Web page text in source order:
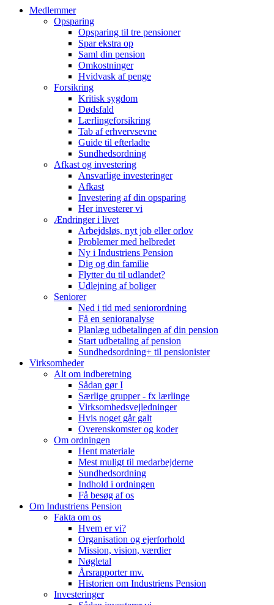
Medlemmer
Opsparing
Opsparing til tre pensioner
Spar ekstra op
Saml din pension
Omkostninger
Hvidvask af penge
Forsikring
Kritisk sygdom
Dødsfald
Lærlingeforsikring
Tab af erhvervsevne
Guide til efterladte
Sundhedsordning
Afkast og investering
Ansvarlige investeringer
Afkast
Investering af din opsparing
Her investerer vi
Ændringer i livet
Arbejdsløs, nyt job eller orlov
Problemer med helbredet
Ny i Industriens Pension
Dig og din familie
Flytter du til udlandet?
Udlejning af boliger
Seniorer
Ned i tid med seniorordning
Få en senioranalyse
Planlæg udbetalingen af din pension
Start udbetaling af pension
Sundhedsordning+ til pensionister
Virksomheder
Alt om indberetning
Sådan gør I
Særlige grupper - fx lærlinge
Virksomhedsvejledninger
Hvis noget går galt
Overenskomster og koder
Om ordningen
Hent materiale
Mest muligt til medarbejderne
Sundhedsordning
Indhold i ordningen
Få besøg af os
Om Industriens Pension
Fakta om os
Hvem er vi?
Organisation og ejerforhold
Mission, vision, værdier
Nøgletal
Årsrapporter mv.
Historien om Industriens Pension
Investeringer